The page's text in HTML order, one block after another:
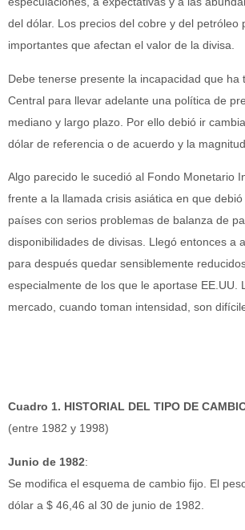
del dólar. Los precios del cobre y del petróleo
importantes que afectan el valor de la divisa.
Debe tenerse presente la incapacidad que ha
Central para llevar adelante una política de
mediano y largo plazo. Por ello debió ir
dólar de referencia o de acuerdo y la
Algo parecido le sucedió al Fondo Monetario
frente a la llamada crisis asiática en que
países con serios problemas de balanza de
disponibilidades de divisas. Llegó entonces a
para después quedar sensiblemente
especialmente de los que le aportase EE.UU.
mercado, cuando toman intensidad, son
Cuadro 1. HISTORIAL DEL TIPO DE
(entre 1982 y 1998)
Junio de 1982:
Se modifica el esquema de cambio fijo. El
dólar a $ 46,46 al 30 de junio de 1982.